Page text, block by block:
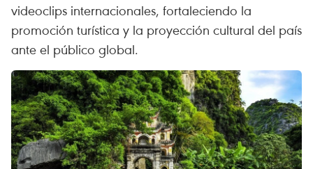
videoclips internacionales, fortaleciendo la
promoción turística y la proyección cultural del país
ante el público global.